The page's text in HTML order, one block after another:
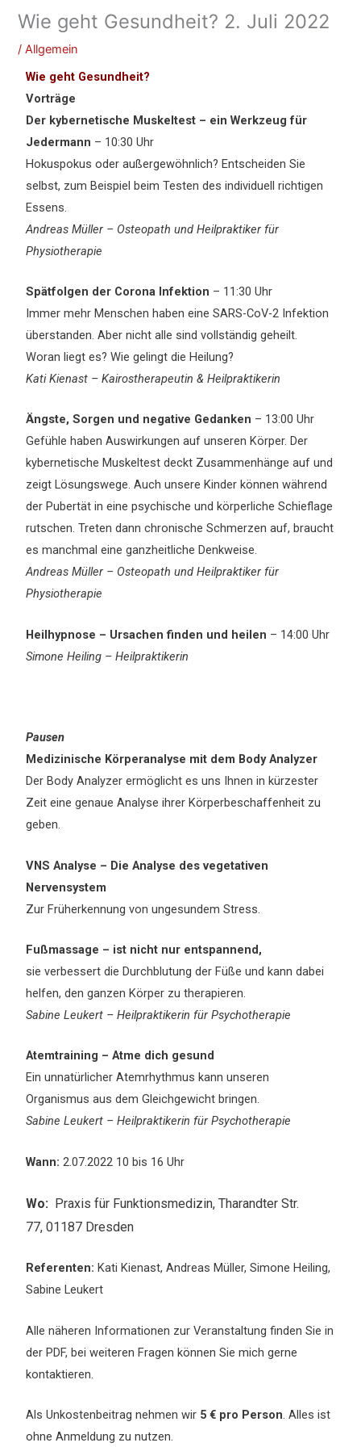
Wie geht Gesundheit? 2. Juli 2022
/ Allgemein
Wie geht Gesundheit?
Vorträge
Der kybernetische Muskeltest – ein Werkzeug für
Jedermann – 10:30 Uhr
Hokuspokus oder außergewöhnlich? Entscheiden Sie
selbst, zum Beispiel beim Testen des individuell richtigen
Essens.
Andreas Müller – Osteopath und Heilpraktiker für
Physiotherapie
Spätfolgen der Corona Infektion – 11:30 Uhr
Immer mehr Menschen haben eine SARS-CoV-2 Infektion
überstanden. Aber nicht alle sind vollständig geheilt.
Woran liegt es? Wie gelingt die Heilung?
Kati Kienast – Kairostherapeutin & Heilpraktikerin
Ängste, Sorgen und negative Gedanken – 13:00 Uhr
Gefühle haben Auswirkungen auf unseren Körper. Der
kybernetische Muskeltest deckt Zusammenhänge auf und
zeigt Lösungswege. Auch unsere Kinder können während
der Pubertät in eine psychische und körperliche Schieflage
rutschen. Treten dann chronische Schmerzen auf, braucht
es manchmal eine ganzheitliche Denkweise.
Andreas Müller – Osteopath und Heilpraktiker für
Physiotherapie
Heilhypnose – Ursachen finden und heilen – 14:00 Uhr
Simone Heiling – Heilpraktikerin
Pausen
Medizinische Körperanalyse mit dem Body Analyzer
Der Body Analyzer ermöglicht es uns Ihnen in kürzester
Zeit eine genaue Analyse ihrer Körperbeschaffenheit zu
geben.
VNS Analyse – Die Analyse des vegetativen
Nervensystem
Zur Früherkennung von ungesundem Stress.
Fußmassage – ist nicht nur entspannend,
sie verbessert die Durchblutung der Füße und kann dabei
helfen, den ganzen Körper zu therapieren.
Sabine Leukert – Heilpraktikerin für Psychotherapie
Atemtraining – Atme dich gesund
Ein unnatürlicher Atemrhythmus kann unseren
Organismus aus dem Gleichgewicht bringen.
Sabine Leukert – Heilpraktikerin für Psychotherapie
Wann: 2.07.2022 10 bis 16 Uhr
Wo: Praxis für Funktionsmedizin, Tharandter Str.
77, 01187 Dresden
Referenten: Kati Kienast, Andreas Müller, Simone Heiling,
Sabine Leukert
Alle näheren Informationen zur Veranstaltung finden Sie in
der PDF, bei weiteren Fragen können Sie mich gerne
kontaktieren.
Als Unkostenbeitrag nehmen wir 5 € pro Person. Alles ist
ohne Anmeldung zu nutzen.